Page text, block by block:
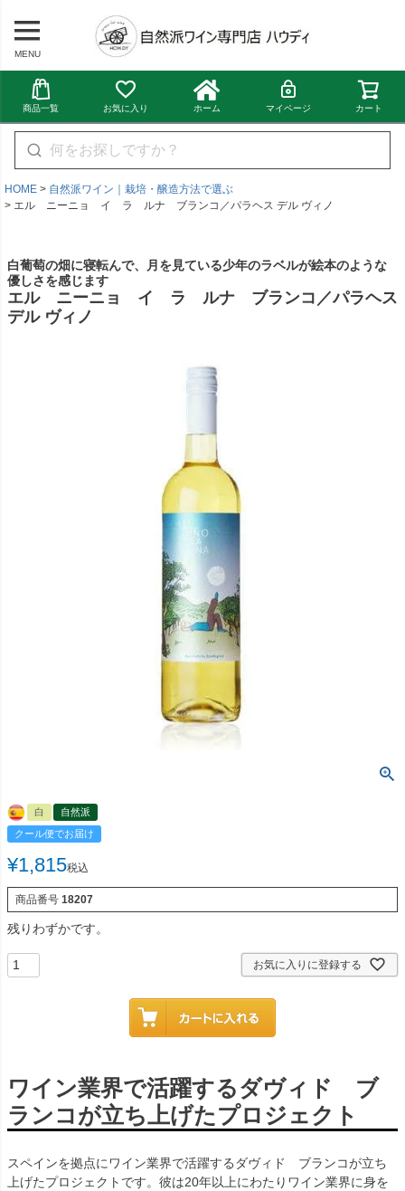
MENU
商品一覧 お気に入り ホーム マイページ カート
HOME
自然派ワイン｜栽培・醸造方法で選ぶ
エル ニーニョ イ ラ ルナ ブランコ／パラヘス デル ヴィノ
白葡萄の畑に寝転んで、月を見ている少年のラベルが絵本のような
優しさを感じます
エル ニーニョ イ ラ ルナ ブランコ／パラヘス
デル ヴィノ
白
自然派
クール便でお届け
¥1,815税込
商品番号 18207
残りわずかです。
お気に入りに登録する
ワイン業界で活躍するダヴィド ブ
ランコが立ち上げたプロジェクト
スペインを拠点にワイン業界で活躍するダヴィド ブランコが立ち
上げたプロジェクトです。彼は20年以上にわたりワイン業界に身を